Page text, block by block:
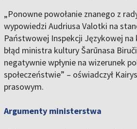
„Ponowne powołanie znanego z
wypowiedzi Audriusa Valotki na
Państwowej Inspekcji Językowej
błąd ministra kultury Šarūnasa
negatywnie wpłynie na wizerunek
społeczeństwie” – oświadczył
prasowym.
Argumenty ministerstwa